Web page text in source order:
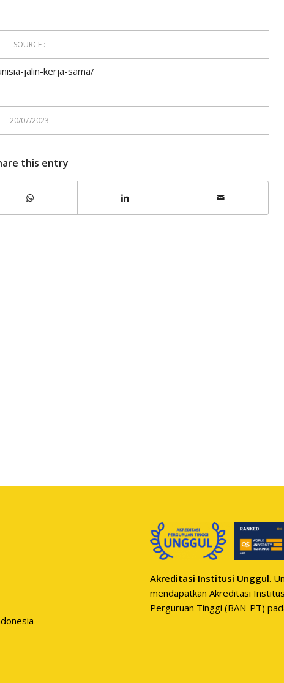
SOURCE :
jalin-kerja-sama/
20/07/2023
this entry
Akreditasi Institusi Unggul.
mendapatkan Akreditasi
Perguruan Tinggi (BAN-PT)